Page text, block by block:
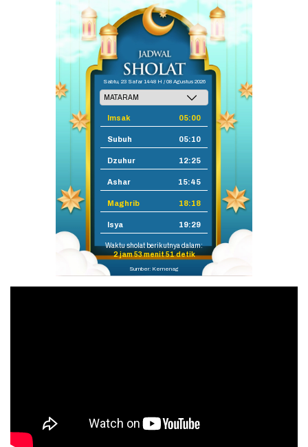
Sabtu, 23 Safar 1448 H / 08 Agustus 2026
Imsak 05:00
Subuh 05:10
Dzuhur 12:25
Ashar 15:45
Maghrib 18:18
Isya 19:29
Waktu sholat berikutnya dalam:
2 jam 53 menit 49 detik
Sumber: Kemenag